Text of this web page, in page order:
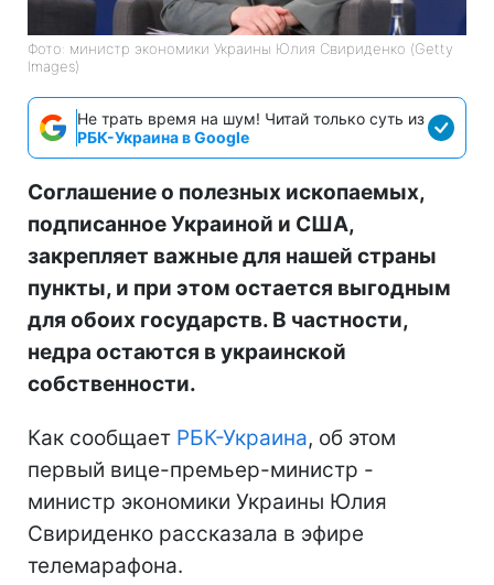
Фото: министр экономики Украины Юлия Свириденко (Getty
Images)
Не трать время на шум! Читай только суть из
РБК-Украина в Google
Соглашение о полезных ископаемых,
подписанное Украиной и США,
закрепляет важные для нашей страны
пункты, и при этом остается выгодным
для обоих государств. В частности,
недра остаются в украинской
собственности.
Как сообщает РБК-Украина, об этом
первый вице-премьер-министр -
министр экономики Украины Юлия
Свириденко рассказала в эфире
телемарафона.